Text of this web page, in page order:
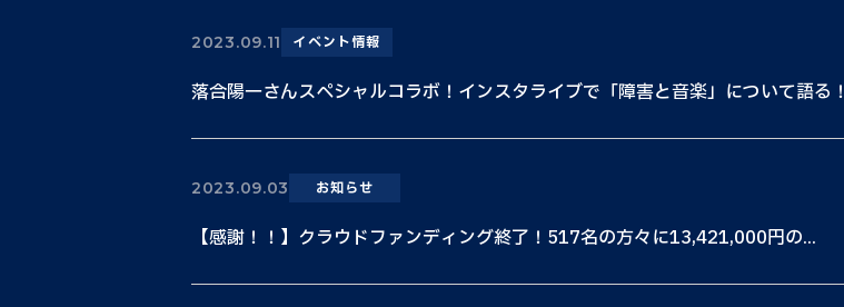
2023.09.11 イベント情報
落合陽一さんスペシャルコラボ！インスタライブで「障害と音楽」について語る！
2023.09.03 お知らせ
【感謝！！】クラウドファンディング終了！517名の方々に13,421,000円の...